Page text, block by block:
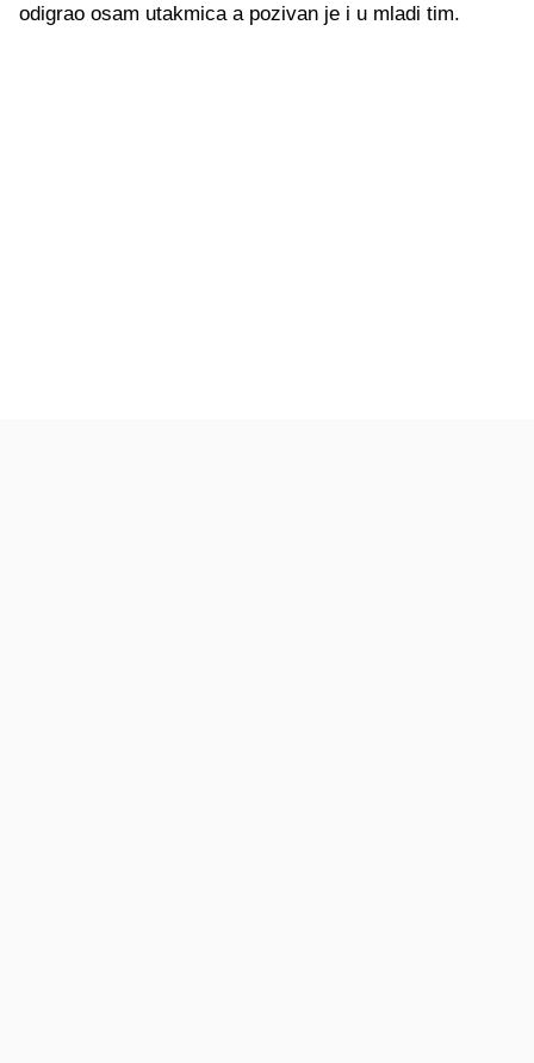
odigrao osam utakmica a pozivan je i u mladi tim.